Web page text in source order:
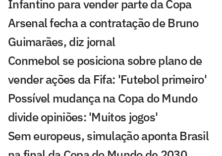
Infantino para vender parte da Copa
Arsenal fecha a contratação de Bruno
Guimarães, diz jornal
Conmebol se posiciona sobre plano de
vender ações da Fifa: 'Futebol primeiro'
Possível mudança na Copa do Mundo
divide opiniões: 'Muitos jogos'
Sem europeus, simulação aponta Brasil